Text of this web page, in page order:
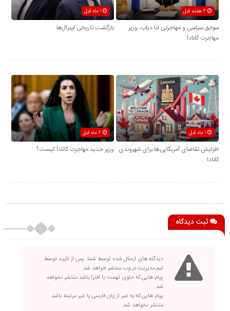
2 هفته قبل
سوابق سیاسی و مهاجرتی لنا دیاب، وزیر
مهاجرت کانادا
بازگشت تاریخی لیبرال‌ها
1 ماه قبل
افزایش تقاضای آمریکایی‌ها برای شهروندی
کانادا
وزیر جدید مهاجرت کانادا کیست؟
ثبت دیدگاه
دیدگاه های ارسال شده توسط شما، پس از تایید توسط
تیم مدیریت در وب منتشر خواهد شد.
پیام هایی که حاوی تهمت یا افترا باشد منتشر نخواهد
شد.
پیام هایی که به غیر از زبان فارسی یا غیر مرتبط باشد
منتشر نخواهد شد.